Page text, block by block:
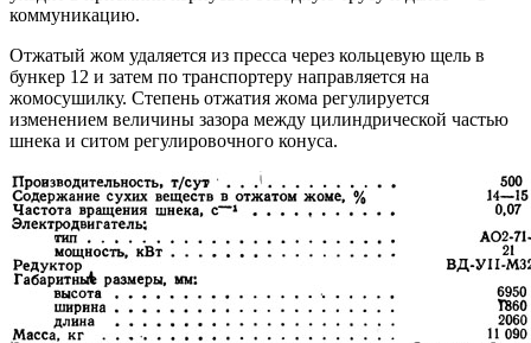
коммуникацию.
Отжатый жом удаляется из пресса через кольцевую щель в
бункер 12 и затем по транспортеру направляется на
жомосушилку. Степень отжатия жома регулируется
изменением величины зазора между цилиндрической частью
шнека и ситом регулировочного конуса.